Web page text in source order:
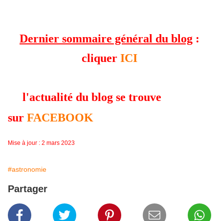
Dernier sommaire général du blog :
cliquer ICI
l'actualité du blog se trouve
sur FACEBOOK
Mise à jour : 2 mars 2023
#astronomie
Partager